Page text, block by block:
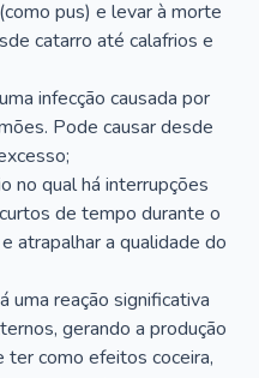
pus) e levar à morte
catarro até calafrios e
infecção causada por
Pode causar desde
no qual há interrupções
de tempo durante o
atrapalhar a qualidade do
uma reação significativa
gerando a produção
ter como efeitos coceira,